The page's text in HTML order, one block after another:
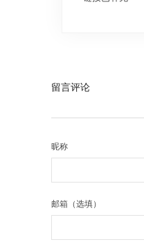
留言评论
昵称
邮箱（选填）